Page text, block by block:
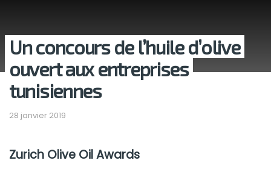
Un concours de l’huile d’olive
ouvert aux entreprises
tunisiennes
28 janvier 2019
Zurich Olive Oil Awards